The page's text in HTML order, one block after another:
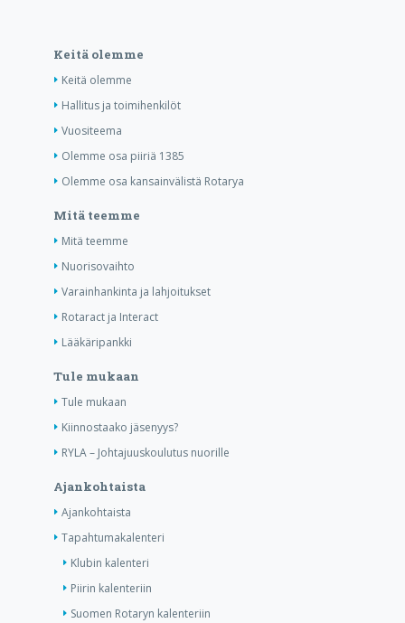
Keitä olemme
Keitä olemme
Hallitus ja toimihenkilöt
Vuositeema
Olemme osa piiriä 1385
Olemme osa kansainvälistä Rotarya
Mitä teemme
Mitä teemme
Nuorisovaihto
Varainhankinta ja lahjoitukset
Rotaract ja Interact
Lääkäripankki
Tule mukaan
Tule mukaan
Kiinnostaako jäsenyys?
RYLA – Johtajuuskoulutus nuorille
Ajankohtaista
Ajankohtaista
Tapahtumakalenteri
Klubin kalenteri
Piirin kalenteriin
Suomen Rotaryn kalenteriin